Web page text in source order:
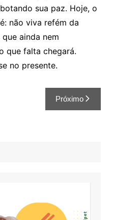
sua paz. Hoje, o
não viva refém da
ainda nem
que falta chegará.
no presente.
Próximo